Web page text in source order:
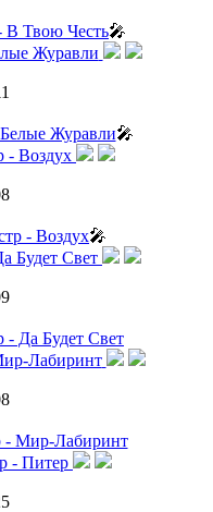
В Твою Честь🎤
Журавли🎤
- Воздух🎤
- Да Будет Свет
- Мир-Лабиринт